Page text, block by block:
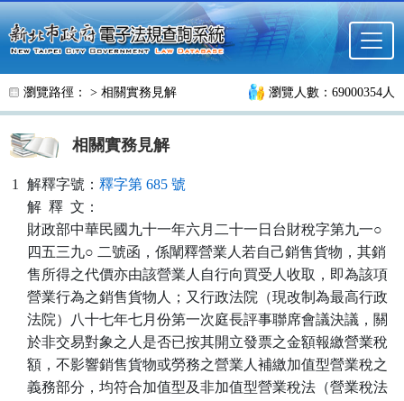
跳至主要內容
瀏覽路徑： > 相關實務見解 瀏覽人數：69000354人
相關實務見解
1 解釋字號： 釋字第 685 號
解 釋 文：
財政部中華民國九十一年六月二十一日台財稅字第九一○
四五三九○ 二號函，係闡釋營業人若自己銷售貨物，其銷
售所得之代價亦由該營業人自行向買受人收取，即為該項
營業行為之銷售貨物人；又行政法院（現改制為最高行政
法院）八十七年七月份第一次庭長評事聯席會議決議，關
於非交易對象之人是否已按其開立發票之金額報繳營業稅
額，不影響銷售貨物或勞務之營業人補繳加值型營業稅之
義務部分，均符合加值型及非加值型營業稅法（營業稅法